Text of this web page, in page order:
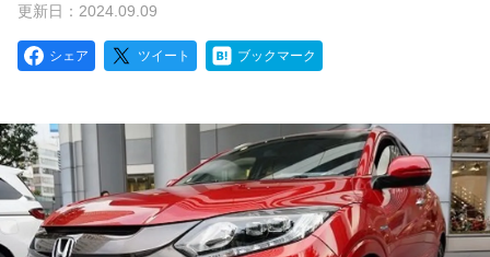
更新日：2024.09.09
シェア ツイート ブックマーク